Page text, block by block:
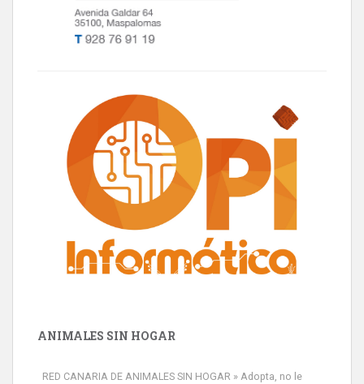
ANIMALES SIN HOGAR
RED CANARIA DE ANIMALES SIN HOGAR » Adopta, no le